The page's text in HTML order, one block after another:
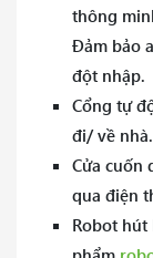
thông
Đảm bảo
đột nhập.
Cổng tự
đi/ về nhà.
Cửa cuốn
qua điện
Robot hút